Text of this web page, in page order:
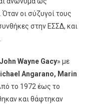
Όταν οι σύζυγοί τους
στην ΕΣΣΔ, και
Wayne Gacy» με
Angarano, Marin
το 1972 έως το
και θάφτηκαν